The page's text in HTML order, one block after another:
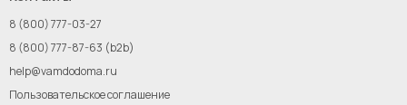
Новым поставщикам
8 (800) 777-03-27
8 (800) 777-87-63 (b2b)
help@vamdodoma.ru
Пользовательское соглашение